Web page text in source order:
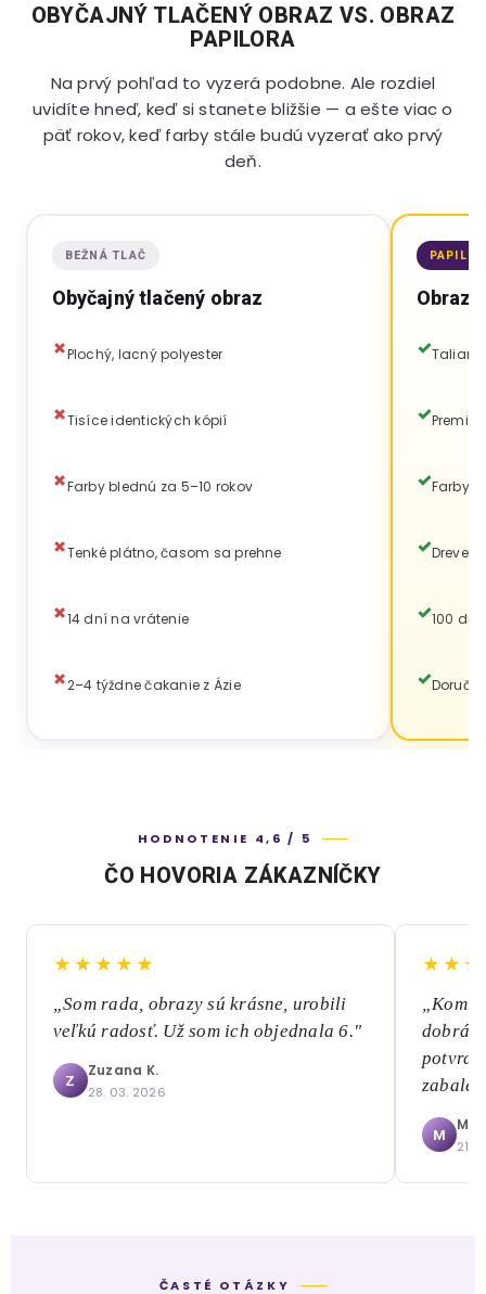
OBYČAJNÝ TLAČENÝ OBRAZ VS. OBRAZ
PAPILORA
Na prvý pohľad to vyzerá podobne. Ale rozdiel
uvidíte hneď, keď si stanete bližšie — a ešte viac o
päť rokov, keď farby stále budú vyzerať ako prvý
deň.
BEŽNÁ TLAČ
Obyčajný tlačený obraz
Plochý, lacný polyester
Tisíce identických kópií
Farby blednú za 5–10 rokov
Tenké plátno, časom sa prehne
14 dní na vrátenie
2–4 týždne čakanie z Ázie
Obraz
Farby
100 dní
HODNOTENIE 4,6 / 5
ČO HOVORIA ZÁKAZNÍČKY
★★★★★
„Som rada, obrazy sú krásne, urobili
veľkú radosť. Už som ich objednala 6."
Z
Zuzana K.
28. 03. 2026
dobrá,
M
21.
ČASTÉ OTÁZKY